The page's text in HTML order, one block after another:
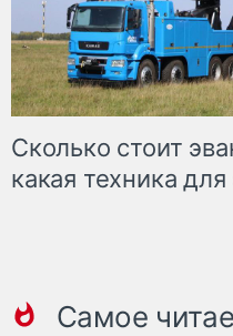
Сколько стоит
какая техника
Самое